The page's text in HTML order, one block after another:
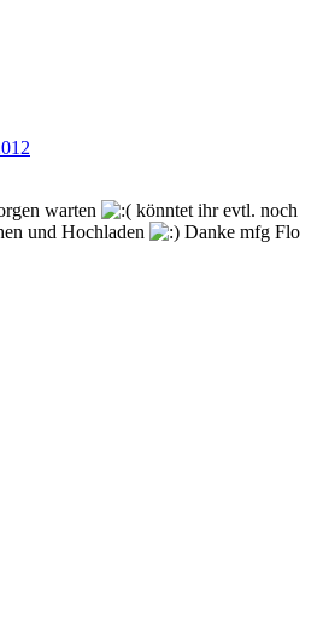
warten
könntet ihr evtl. noch
und Hochladen
Danke mfg Flo